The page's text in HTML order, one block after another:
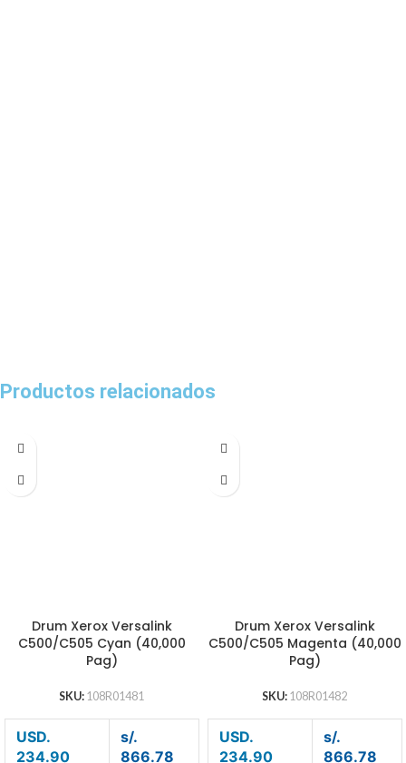
Productos relacionados
Drum Xerox Versalink
C500/C505 Cyan (40,000
Pag)
SKU: 108R01481
USD.
234.90
s/.
866.78
Drum Xerox Versalink
C500/C505 Magenta (40,000
Pag)
SKU: 108R01482
USD.
234.90
s/.
866.78